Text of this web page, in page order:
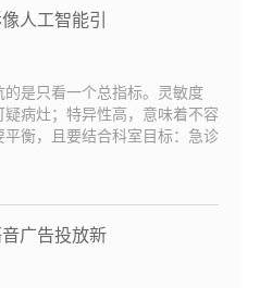
人工智能引
是只看一个总指标。灵敏度
病灶；特异性高，意味着不容
衡，且要结合科室目标：急诊
广告投放新